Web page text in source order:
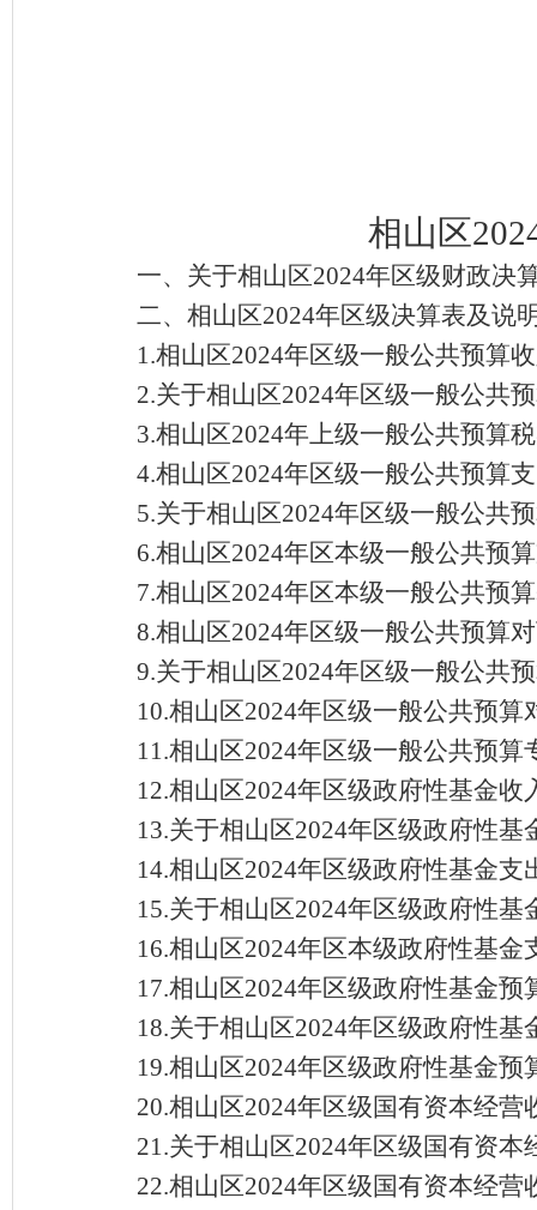
相山区
一、关于相山区2024年区级财政决
二、相山区2024年区级决算表及说
1.相山区2024年区级一般公共预算
2.关于相山区2024年区级一般公共
3.相山区2024年上级一般公共预算
4.相山区2024年区级一般公共预算
5.关于相山区2024年区级一般公共
6.相山区2024年区本级一般公共预
7.相山区2024年区本级一般公共预
8.相山区2024年区级一般公共预算
9.关于相山区2024年区级一般公共
10.相山区2024年区级一般公共预
11.相山区2024年区级一般公共预
12.相山区2024年区级政府性基金收
13.关于相山区2024年区级政府性基
14.相山区2024年区级政府性基金支
15.关于相山区2024年区级政府性基
16.相山区2024年区本级政府性基
17.相山区2024年区级政府性基金
18.关于相山区2024年区级政府性
19.相山区2024年区级政府性基金
20.相山区2024年区级国有资本经营
21.关于相山区2024年区级国有资本
22.相山区2024年区级国有资本经营